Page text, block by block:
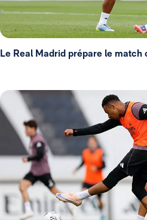
Le Real Madrid prépare le match